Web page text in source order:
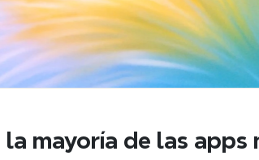
la mayoría de las